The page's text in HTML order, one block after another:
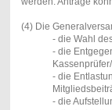
(4) Die
- die Wahl
- die
- die
- die